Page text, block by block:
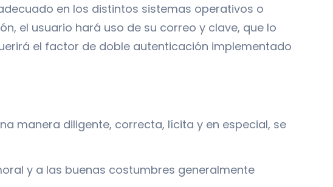
en los distintos sistemas operativos o
el usuario hará uso de su correo y clave, que lo
el factor de doble autenticación implementado
manera diligente, correcta, lícita y en especial, se
y a las buenas costumbres generalmente